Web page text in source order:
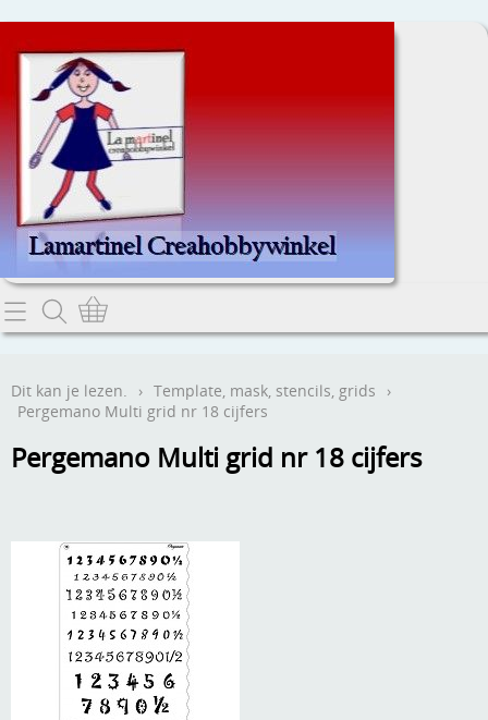
Home
Contact
Webwinkel
Aanbiedingen
Andere
Boeken en magazines
Dies om te stansen
Verzend - en verpakkingsk
Mijn account
Dit kan je lezen. › Template, mask, stencils, grids
›
Pergemano Multi grid nr 18 cijfers
Pergemano Multi grid nr 18 cijfers